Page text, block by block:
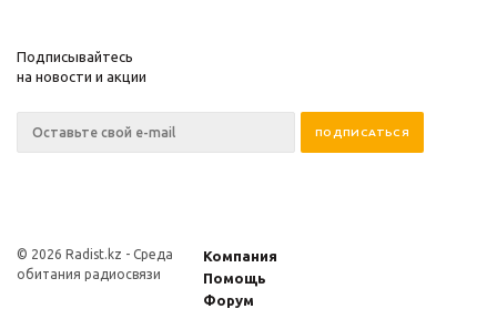
Подписывайтесь
на новости и акции
© 2026 Radist.kz - Среда
обитания радиосвязи
Компания
Помощь
Форум